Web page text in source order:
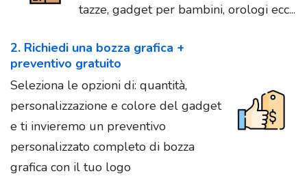
tazze, gadget per bambini, orologi ecc...
2. Richiedi una bozza grafica +
preventivo gratuito
Seleziona le opzioni di: quantità,
personalizzazione e colore del gadget
e ti invieremo un preventivo
personalizzato completo di bozza
grafica con il tuo logo